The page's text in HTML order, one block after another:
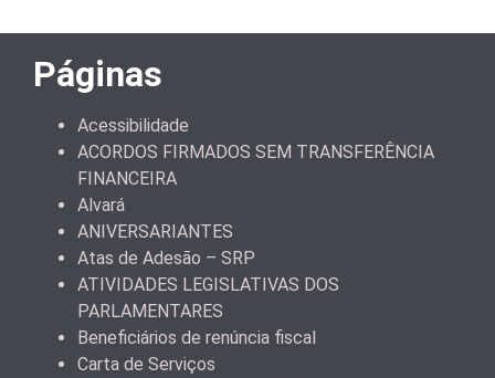
Páginas
Acessibilidade
ACORDOS FIRMADOS SEM TRANSFERÊNCIA
FINANCEIRA
Alvará
ANIVERSARIANTES
Atas de Adesão – SRP
ATIVIDADES LEGISLATIVAS DOS
PARLAMENTARES
Beneficiários de renúncia fiscal
Carta de Serviços